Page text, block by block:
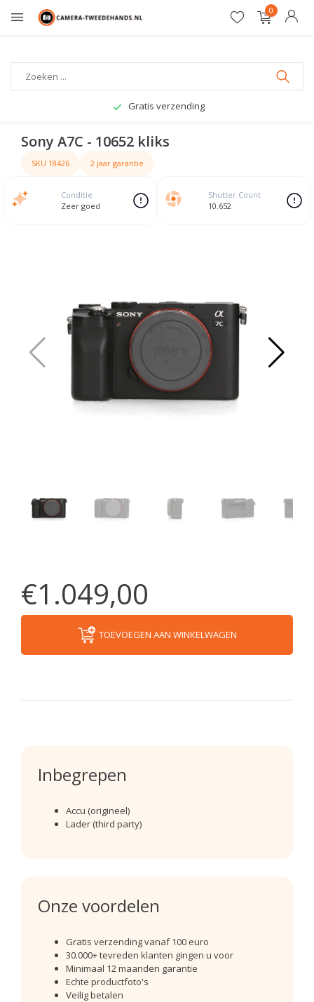
0
Gratis verzending
Sony A7C - 10652 kliks
SKU 18426 2 jaar garantie
Conditie
Zeer goed
Shutter Count
10.652
€1.049,00
TOEVOEGEN AAN WINKELWAGEN
Inbegrepen
Accu (origineel)
Lader (third party)
Onze voordelen
Gratis verzending vanaf 100 euro
30.000+ tevreden klanten gingen u voor
Minimaal 12 maanden garantie
Echte productfoto's
Veilig betalen